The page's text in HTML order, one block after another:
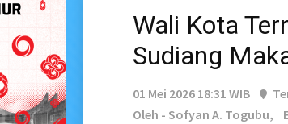
Wali Kota
Sudiang
01 Mei 2026 18:31 WIB
Oleh - Sofyan A. Togubu,